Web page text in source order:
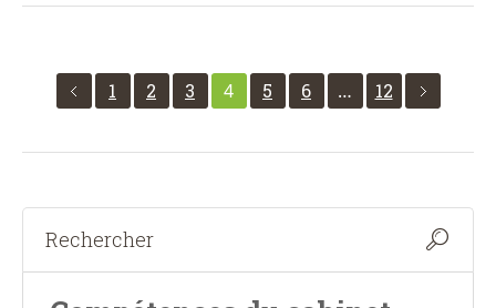
1 2 3 4 5 6 … 12